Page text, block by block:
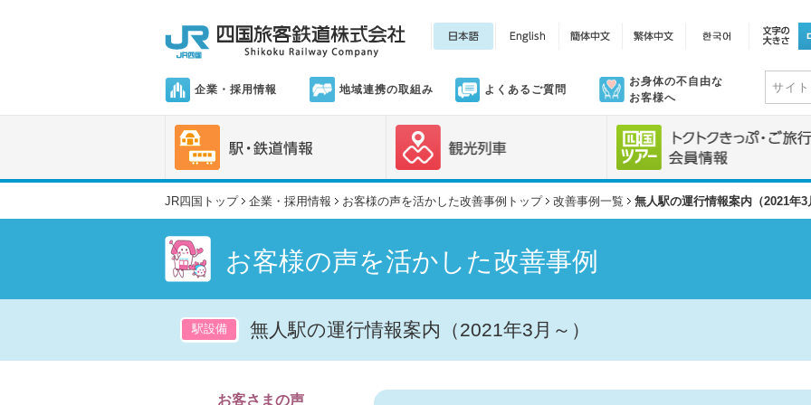
企業・採用情報 地域連携の取組み よくあるご質問
お身体の不自由な
お客様へ
JR四国トップ 企業・採用情報 お客様の声を活かした改善事例トップ 改善事例一覧 無人駅の運行情報案内（2021年3
お客様の声を活かした改善事例
駅設備 無人駅の運行情報案内（2021年3月～）
お客さまの声